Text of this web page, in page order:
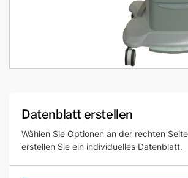
Datenblatt erstellen
Wählen Sie Optionen an der rechten
erstellen Sie ein individuelles Datenblatt.